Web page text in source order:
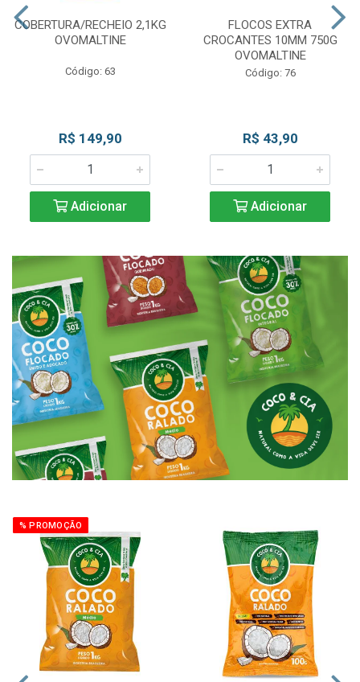
COBERTURA/RECHEIO 2,1KG
OVOMALTINE
Código: 63
R$ 149,90
Adicionar
FLOCOS EXTRA
CROCANTES 10MM 750G
OVOMALTINE
Código: 76
R$ 43,90
Adicionar
% PROMOÇÃO